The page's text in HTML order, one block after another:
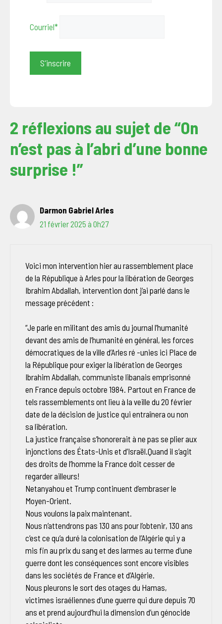
Courriel*
2 réflexions au sujet de “On
n’est pas à l’abri d’une bonne
surprise !”
Darmon Gabriel Arles
21 février 2025 à 0h27
Voici mon intervention hier au rassemblement place
de la République à Arles pour la libération de Georges
Ibrahim Abdallah, intervention dont j’ai parlé dans le
message précédent :
“Je parle en militant des amis du journal l’humanité
devant des amis de l’humanité en général, les forces
démocratiques de la ville d’Arles ré -unies ici Place de
la République pour exiger la libération de Georges
Ibrahim Abdallah, communiste libanais emprisonné
en France depuis octobre 1984. Partout en France de
tels rassemblements ont lieu à la veille du 20 février
date de la décision de justice qui entraînera ou non
sa libération.
La justice française s’honorerait à ne pas se plier aux
injonctions des États-Unis et d’Israël.Quand il s’agit
des droits de l’homme la France doit cesser de
regarder ailleurs!
Netanyahou et Trump continuent d’embraser le
Moyen-Orient.
Nous voulons la paix maintenant.
Nous n’attendrons pas 130 ans pour l’obtenir, 130 ans
c’est ce qu’a duré la colonisation de l’Algérie qui y a
mis fin au prix du sang et des larmes au terme d’une
guerre dont les conséquences sont encore visibles
dans les sociétés de France et d’Algérie.
Nous pleurons le sort des otages du Hamas,
victimes israéliennes d’une guerre qui dure depuis 70
ans et prend aujourd’hui la dimension d’un génocide